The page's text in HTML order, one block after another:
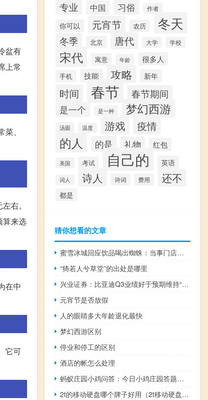
盆有
上常
、
右。
算来选
在中
它可
专业 中国 习俗 作者
你可以 元宵节 农历 冬天
冬季 北京 唐代 大学 学校
宋代 寓意 年龄 很多人
手机 技能 攻略 新年
时间 春节 春节期间
是一个 是一种 梦幻西游
汤圆 温度 游戏 疫情
的人 的是 礼物 红包
美国 考试 自己的 英语
词人 诗人 诗词 费用 还不
都是
猜你想看的文章
蜜雪冰城回应饮品喝出蜘蛛：当事门店正接受调查
“猗若人兮草堂”的出处是哪里
兴业证券：比亚迪Q3业绩好于预期维持“增持”评级
元宵节是否放假
人的眼睛多大年龄退化最快
梦幻西游区别
停业和停工的区别
酒店的帐怎么处理
蚂蚁庄园小鸡问答：今日小鸡庄园答题的答案2021年5月30日
2t的移动硬盘哪个牌子好用（2t移动硬盘什么牌子好）